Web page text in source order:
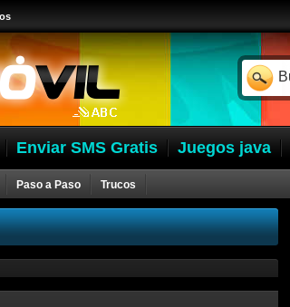
Enviar SMS Gratis Juegos java
Paso a Paso Trucos